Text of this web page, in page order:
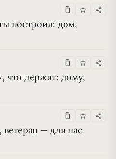
построил: дом,
что держит: дому,
ветеран — для нас